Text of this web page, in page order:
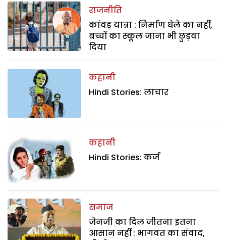
राजनीति
कांवड़ यात्रा : निर्माण धेले का नहीं,
बच्चों का स्कूल जाना भी छुड़वा
दिया
कहानी
Hindi Stories: लाचार
कहानी
Hindi Stories: कर्ज
समाज
जेनजी का दिल जीतना इतना
आसान नहीं : भागवत का संवाद,